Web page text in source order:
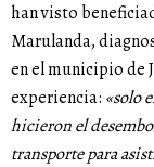
han visto
Marulanda,
en el municipio de
experiencia: «solo
hicieron el
transporte para